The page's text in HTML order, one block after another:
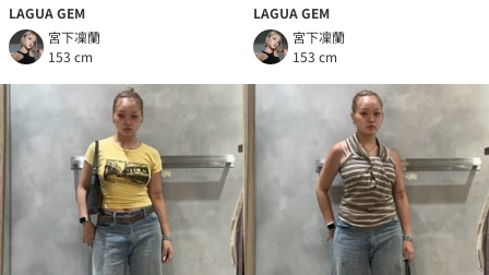
LAGUA GEM
宮下凜蘭
153 cm
LAGUA GEM
宮下凜蘭
153 cm